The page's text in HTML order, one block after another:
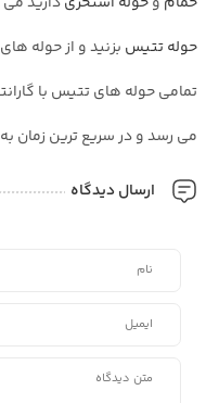
حوله تتیس بزنید و از حوله
تمامی حوله های تتیس با
می رسد و در سریع ترین زمان
ارسال دیدگاه